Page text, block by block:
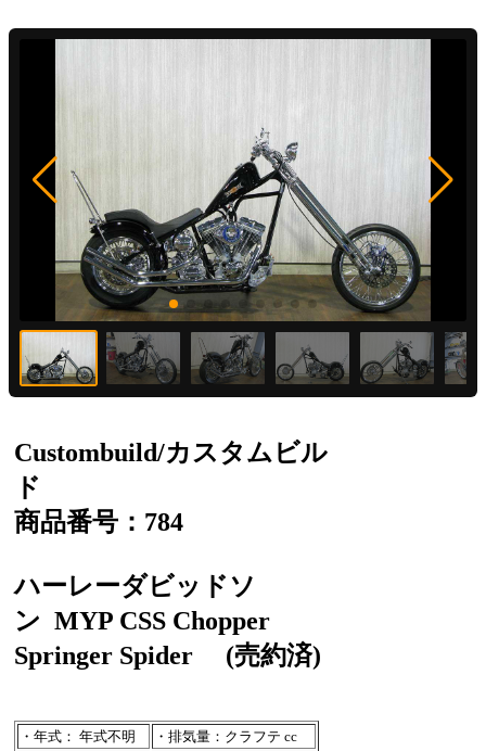
Custombuild/カスタムビル
ド
商品番号：784
ハーレーダビッドソ
ン MYP CSS Chopper
Springer Spider
(売約済)
・年式： 年式不明
・排気量：クラフテ cc